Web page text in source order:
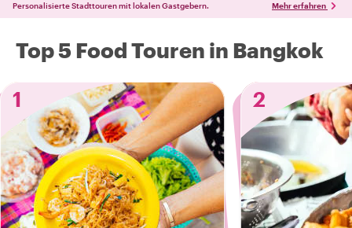
Personalisierte Stadttouren mit lokalen Gastgebern. Mehr erfahren
Top 5 Food Touren in Bangkok
1
2